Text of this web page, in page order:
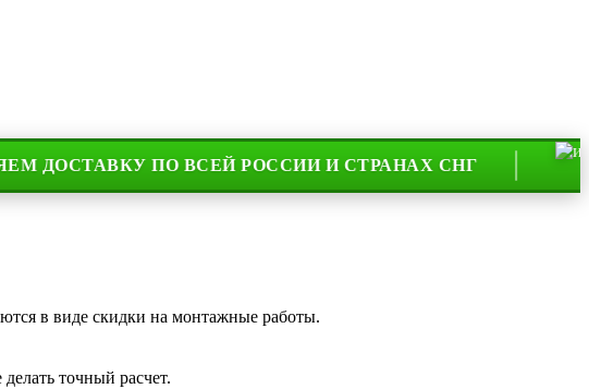
ПО ВСЕЙ РОССИИ И СТРАНАХ СНГ
НА
в виде скидки на монтажные работы.
точный расчет.